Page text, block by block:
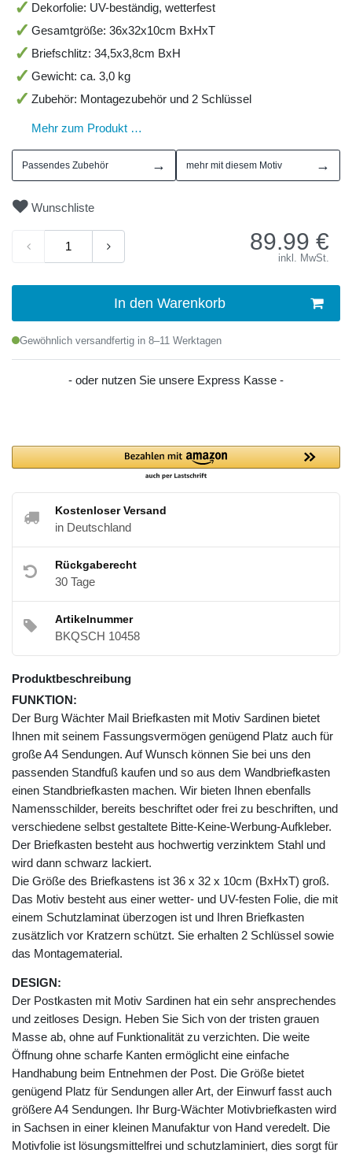
Dekorfolie: UV-beständig, wetterfest
Gesamtgröße: 36x32x10cm BxHxT
Briefschlitz: 34,5x3,8cm BxH
Gewicht: ca. 3,0 kg
Zubehör: Montagezubehör und 2 Schlüssel
Mehr zum Produkt …
Passendes Zubehör → mehr mit diesem Motiv →
Wunschliste
89.99 €
inkl. MwSt.
In den Warenkorb
Gewöhnlich versandfertig in 8–11 Werktagen
- oder nutzen Sie unsere Express Kasse -
Kostenloser Versand
in Deutschland
Rückgaberecht
30 Tage
Artikelnummer
BKQSCH 10458
Produktbeschreibung
FUNKTION:
Der Burg Wächter Mail Briefkasten mit Motiv Sardinen bietet
Ihnen mit seinem Fassungsvermögen genügend Platz auch für
große A4 Sendungen. Auf Wunsch können Sie bei uns den
passenden Standfuß kaufen und so aus dem Wandbriefkasten
einen Standbriefkasten machen. Wir bieten Ihnen ebenfalls
Namensschilder, bereits beschriftet oder frei zu beschriften, und
verschiedene selbst gestaltete Bitte-Keine-Werbung-Aufkleber.
Der Briefkasten besteht aus hochwertig verzinktem Stahl und
wird dann schwarz lackiert.
Die Größe des Briefkastens ist 36 x 32 x 10cm (BxHxT) groß.
Das Motiv besteht aus einer wetter- und UV-festen Folie, die mit
einem Schutzlaminat überzogen ist und Ihren Briefkasten
zusätzlich vor Kratzern schützt. Sie erhalten 2 Schlüssel sowie
das Montagematerial.
DESIGN:
Der Postkasten mit Motiv Sardinen hat ein sehr ansprechendes
und zeitloses Design. Heben Sie Sich von der tristen grauen
Masse ab, ohne auf Funktionalität zu verzichten. Die weite
Öffnung ohne scharfe Kanten ermöglicht eine einfache
Handhabung beim Entnehmen der Post. Die Größe bietet
genügend Platz für Sendungen aller Art, der Einwurf fasst auch
größere A4 Sendungen. Ihr Burg-Wächter Motivbriefkasten wird
in Sachsen in einer kleinen Manufaktur von Hand veredelt. Die
Motivfolie ist lösungsmittelfrei und schutzlaminiert, dies sorgt für